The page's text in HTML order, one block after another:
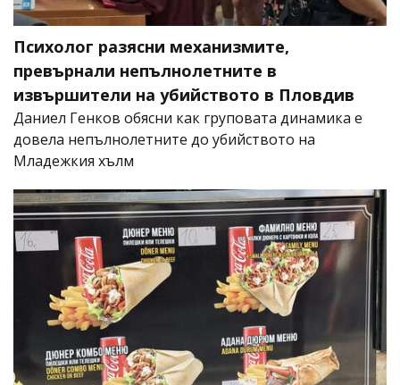
Психолог разясни механизмите,
превърнали непълнолетните в
извършители на убийството в Пловдив
Даниел Генков обясни как груповата динамика е
довела непълнолетните до убийството на
Младежкия хълм